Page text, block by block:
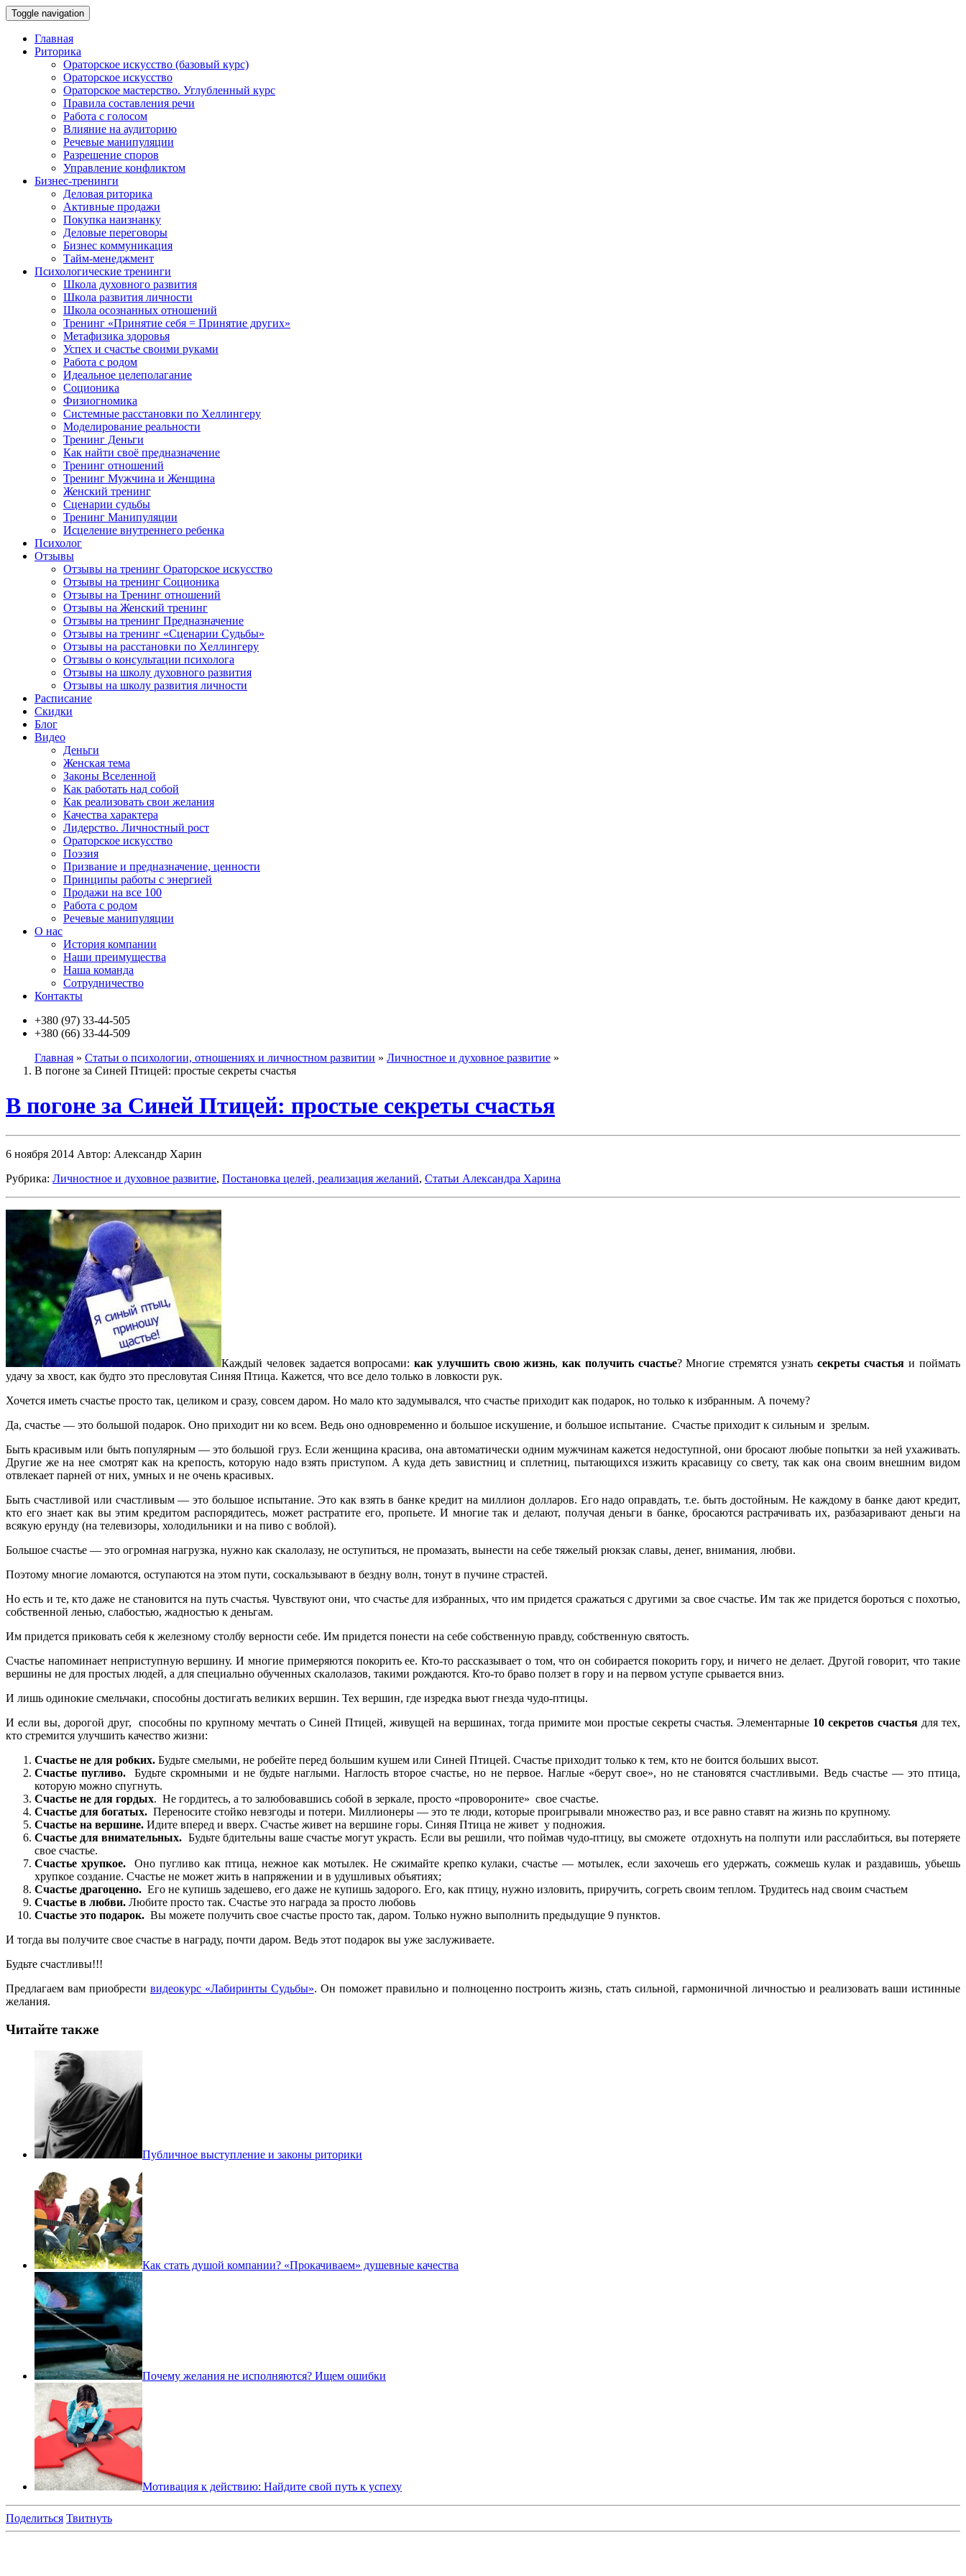
Toggle navigation
Главная
Риторика
Ораторское искусство (базовый курс)
Ораторское искусство
Ораторское мастерство. Углубленный курс
Правила составления речи
Работа с голосом
Влияние на аудиторию
Речевые манипуляции
Разрешение споров
Управление конфликтом
Бизнес-тренинги
Деловая риторика
Активные продажи
Покупка наизнанку
Деловые переговоры
Бизнес коммуникация
Тайм-менеджмент
Психологические тренинги
Школа духовного развития
Школа развития личности
Школа осознанных отношений
Тренинг «Принятие себя = Принятие других»
Метафизика здоровья
Успех и счастье своими руками
Работа с родом
Идеальное целеполагание
Соционика
Физиогномика
Системные расстановки по Хеллингеру
Моделирование реальности
Тренинг Деньги
Как найти своё предназначение
Тренинг отношений
Тренинг Мужчина и Женщина
Женский тренинг
Сценарии судьбы
Тренинг Манипуляции
Исцеление внутреннего ребенка
Психолог
Отзывы
Отзывы на тренинг Ораторское искусство
Отзывы на тренинг Соционика
Отзывы на Тренинг отношений
Отзывы на Женский тренинг
Отзывы на тренинг Предназначение
Отзывы на тренинг «Сценарии Судьбы»
Отзывы на расстановки по Хеллингеру
Отзывы о консультации психолога
Отзывы на школу духовного развития
Отзывы на школу развития личности
Расписание
Скидки
Блог
Видео
Деньги
Женская тема
Законы Вселенной
Как работать над собой
Как реализовать свои желания
Качества характера
Лидерство. Личностный рост
Ораторское искусство
Поэзия
Призвание и предназначение, ценности
Принципы работы с энергией
Продажи на все 100
Работа с родом
Речевые манипуляции
О нас
История компании
Наши преимущества
Наша команда
Сотрудничество
Контакты
+380 (97) 33-44-505
+380 (66) 33-44-509
Главная » Статьи о психологии, отношениях и личностном развитии » Личностное и духовное развитие »
В погоне за Синей Птицей: простые секреты счастья
В погоне за Синей Птицей: простые секреты счастья
6 ноября 2014 Автор: Александр Харин
Рубрика: Личностное и духовное развитие, Постановка целей, реализация желаний, Статьи Александра Харина
Каждый человек задается вопросами:как улучшить свою жизнь,как получить счастье? Многие стремятся узнать секреты счастья и поймать
удачу за хвост, как будто это пресловутая Синяя Птица. Кажется, что все дело только в ловкости рук.
Хочется иметь счастье просто так, целиком и сразу, совсем даром. Но мало кто задумывался, что счастье приходит как подарок, но только к избранным. А почему?
Да, счастье — это большой подарок. Оно приходит ни ко всем. Ведь оно одновременно и большое искушение, и большое испытание. Счастье приходит к сильным и зрелым.
Быть красивым или быть популярным — это большой груз. Если женщина красива, она автоматически одним мужчинам кажется недоступной, они бросают любые попытки за ней ухаживать.
Другие же на нее смотрят как на крепость, которую надо взять приступом. А куда деть завистниц и сплетниц, пытающихся изжить красавицу со свету, так как она своим внешним видом
отвлекает парней от них, умных и не очень красивых.
Быть счастливой или счастливым — это большое испытание. Это как взять в банке кредит на миллион долларов. Его надо оправдать, т.е. быть достойным. Не каждому в банке дают кредит,
кто его знает как вы этим кредитом распорядитесь, может растратите его, пропьете. И многие так и делают, получая деньги в банке, бросаются растрачивать их, разбазаривают деньги на
всякую ерунду (на телевизоры, холодильники и на пиво с воблой).
Большое счастье — это огромная нагрузка, нужно как скалолазу, не оступиться, не промазать, вынести на себе тяжелый рюкзак славы, денег, внимания, любви.
Поэтому многие ломаются, оступаются на этом пути, соскальзывают в бездну волн, тонут в пучине страстей.
Но есть и те, кто даже не становится на путь счастья. Чувствуют они, что счастье для избранных, что им придется сражаться с другими за свое счастье. Им так же придется бороться с похотью,
собственной ленью, слабостью, жадностью к деньгам.
Им придется приковать себя к железному столбу верности себе. Им придется понести на себе собственную правду, собственную святость.
Счастье напоминает неприступную вершину. И многие примеряются покорить ее. Кто-то рассказывает о том, что он собирается покорить гору, и ничего не делает. Другой говорит, что такие
вершины не для простых людей, а для специально обученных скалолазов, такими рождаются. Кто-то браво ползет в гору и на первом уступе срывается вниз.
И лишь одинокие смельчаки, способны достигать великих вершин. Тех вершин, где изредка вьют гнезда чудо-птицы.
И если вы, дорогой друг, способны по крупному мечтать о Синей Птицей, живущей на вершинах, тогда примите мои простые секреты счастья. Элементарные 10 секретов счастья для тех,
кто стремится улучшить качество жизни:
Счастье не для робких. Будьте смелыми, не робейте перед большим кушем или Синей Птицей. Счастье приходит только к тем, кто не боится больших высот.
Счастье пугливо. Будьте скромными и не будьте наглыми. Наглость второе счастье, но не первое. Наглые «берут свое», но не становятся счастливыми. Ведь счастье — это птица,
которую можно спугнуть.
Счастье не для гордых. Не гордитесь, а то залюбовавшись собой в зеркале, просто «провороните» свое счастье.
Счастье для богатых. Переносите стойко невзгоды и потери. Миллионеры — это те люди, которые проигрывали множество раз, и все равно ставят на жизнь по крупному.
Счастье на вершине. Идите вперед и вверх. Счастье живет на вершине горы. Синяя Птица не живет у подножия.
Счастье для внимательных. Будьте бдительны ваше счастье могут украсть. Если вы решили, что поймав чудо-птицу, вы сможете отдохнуть на полпути или расслабиться, вы потеряете
свое счастье.
Счастье хрупкое.Оно пугливо как птица, нежное как мотылек. Не сжимайте крепко кулаки, счастье — мотылек, если захочешь его удержать, сожмешь кулак и раздавишь, убьешь
хрупкое создание. Счастье не может жить в напряжении и в удушливых объятиях;
Счастье драгоценно. Его не купишь задешево, его даже не купишь задорого. Его, как птицу, нужно изловить, приручить, согреть своим теплом. Трудитесь над своим счастьем
Счастье в любви. Любите просто так. Счастье это награда за просто любовь
Счастье это подарок. Вы можете получить свое счастье просто так, даром. Только нужно выполнить предыдущие 9 пунктов.
И тогда вы получите свое счастье в награду, почти даром. Ведь этот подарок вы уже заслуживаете.
Будьте счастливы!!!
Предлагаем вам приобрести видеокурс «Лабиринты Судьбы». Он поможет правильно и полноценно построить жизнь, стать сильной, гармоничной личностью и реализовать ваши истинные
желания.
Читайте также
Публичное выступление и законы риторики
Как стать душой компании? «Прокачиваем» душевные качества
Почему желания не исполняются? Ищем ошибки
Мотивация к действию: Найдите свой путь к успеху
Поделиться Твитнуть